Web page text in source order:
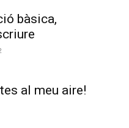
bàsica,
al meu aire!